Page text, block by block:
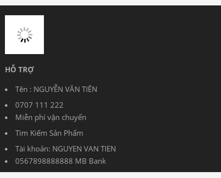
Tên : NGUYỄN VĂN TIÊN
0707 111 222
Miễn phí vận chuyển
Tìm Kiếm Sản Phẩm
0567898888888 MB Bank
THÔNG TIN
Chính Sách Vận Chuyển tại laptop360.vn